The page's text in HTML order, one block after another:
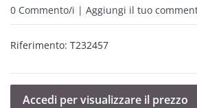
0 Commento/i | Aggiungi il tuo
Riferimento: T232457
Accedi per visualizzare il prezzo